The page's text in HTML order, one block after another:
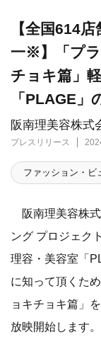
阪南理美容株式
プレスリリース
【全国614
一※】「プ
チョキ篇」
「PLAGE」
ファッション・ビ
阪南理美容株式
ング プロジェク
理容・美容室「
に知って頂くた
ョキチョキ篇」
放映開始します。